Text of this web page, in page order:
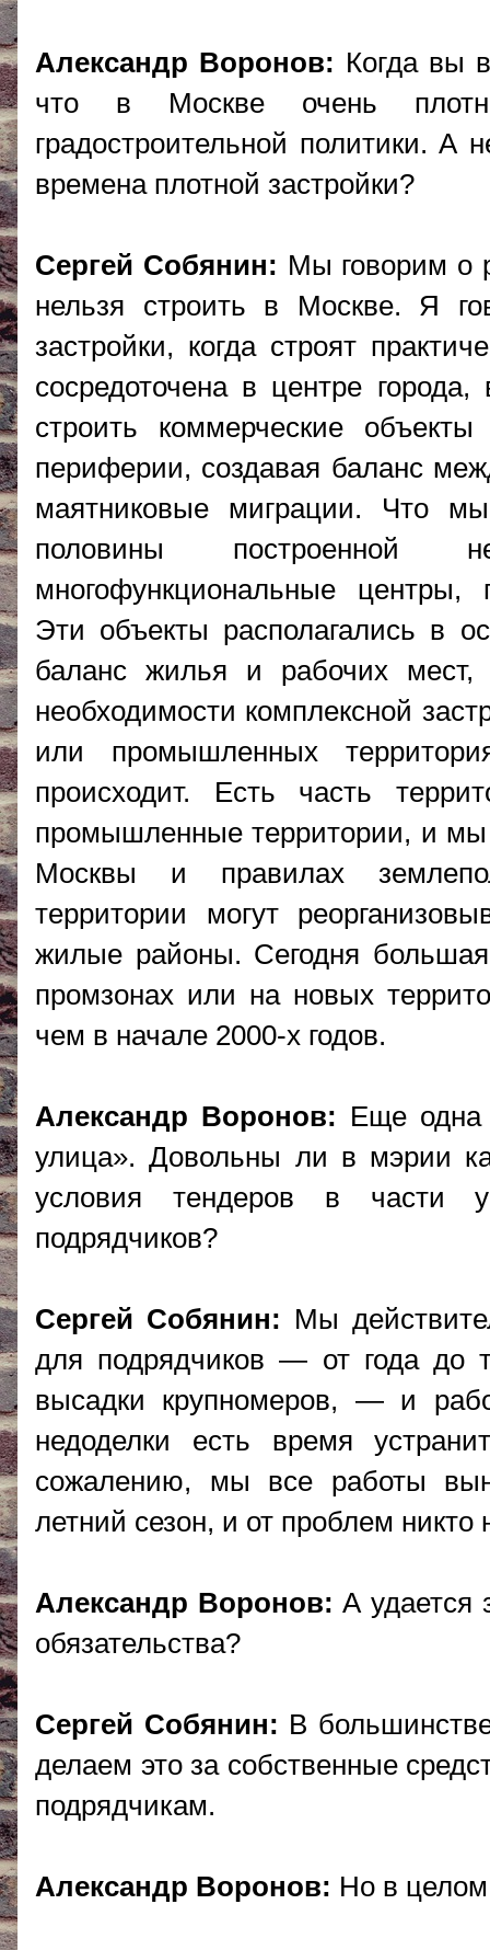
Александр Воронов: Когда вы
что в Москве очень
градостроительной политики.
времена плотной застройки?
Сергей Собянин: Мы говорим о
нельзя строить в Москве. Я
застройки, когда строят
сосредоточена в центре
строить коммерческие
периферии, создавая баланс
маятниковые миграции. Что
половины
многофункциональные центры,
Эти объекты располагались в
баланс жилья и рабочих
необходимости комплексной
или промышленных
происходит. Есть часть
промышленные территории, и мы
Москвы и правилах
территории могут
жилые районы. Сегодня большая
промзонах или на новых
чем в начале 2000-х годов.
Александр Воронов: Еще
улица». Довольны ли в мэрии
условия тендеров в части
подрядчиков?
Сергей Собянин: Мы
для подрядчиков — от года до
высадки крупномеров, — и
недоделки есть время
сожалению, мы все работы
летний сезон, и от проблем никто
Александр Воронов: А удается
обязательства?
Сергей Собянин: В
делаем это за собственные
подрядчикам.
Александр Воронов: Но в целом